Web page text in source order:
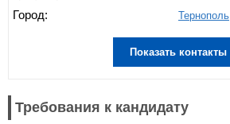
Город:
Тернополь
Показать контакты
Требования к кандидату